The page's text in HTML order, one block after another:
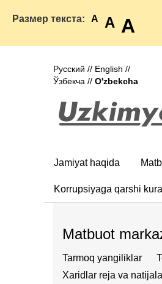
Размер текста: A A A
Русский // English //
Ўзбекча // O'zbekcha
Jamiyat haqida
Korrupsiyaga qarshi
Matbuot
Tarmoq yangiliklar
Xaridlar reja va